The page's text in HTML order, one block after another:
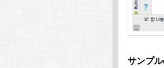
サンプ